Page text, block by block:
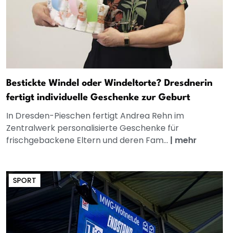
Bestickte Windel oder Windeltorte? Dresdnerin
fertigt individuelle Geschenke zur Geburt
In Dresden-Pieschen fertigt Andrea Rehn im
Zentralwerk personalisierte Geschenke für
frischgebackene Eltern und deren Fam... | mehr
SPORT